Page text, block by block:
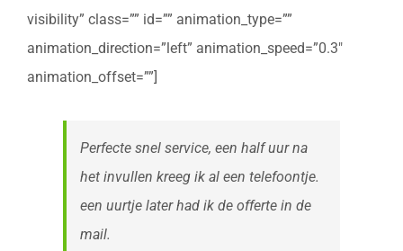
visibility” class=”” id=”” animation_type=””
animation_direction=”left” animation_speed=”0.3″
animation_offset=””]
Perfecte snel service, een half uur na
het invullen kreeg ik al een telefoontje.
een uurtje later had ik de offerte in de
mail.